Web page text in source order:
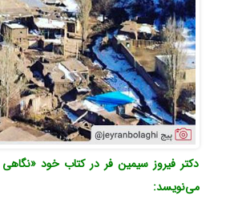
دکتر فیروز سیمین فر در کتاب خود
می‌نویسد: